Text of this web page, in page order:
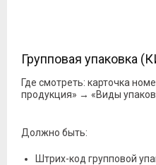
Групповая упаковка
Где смотреть: карточка
продукция» → «Виды
Должно быть:
Штрих-код групповой